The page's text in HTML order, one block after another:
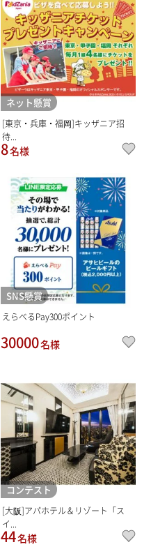
ネット懸賞
[東京・兵庫・福岡]キッザニア招
待...
8名様
SNS懸賞
えらべるPay300ポイント
30000名様
コンテスト
[大阪]アパホテル＆リゾート「ス
イ...
44名様